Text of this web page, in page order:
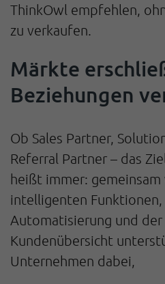
ThinkOwl empfehlen,
zu verkaufen.
Märkte
Beziehungen
Ob Sales Partner,
Referral Partner – das
heißt immer: gemeinsam
intelligenten
Automatisierung und
Kundenübersicht
Unternehmen dabei,